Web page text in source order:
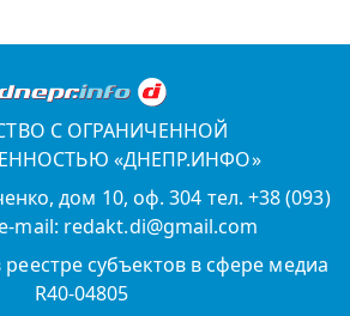
С ОГРАНИЧЕННОЙ
«ДНЕПР.ИНФО»
дом 10, оф. 304 тел. +38 (093)
mail: redakt.di@gmail.com
субъектов в сфере медиа
R40-04805